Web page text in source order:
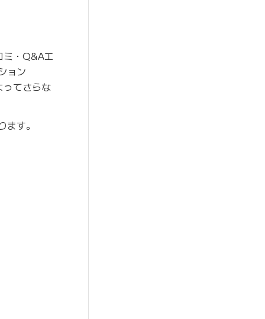
ミ・Q&Aエ
ョン
ってさらな
す。